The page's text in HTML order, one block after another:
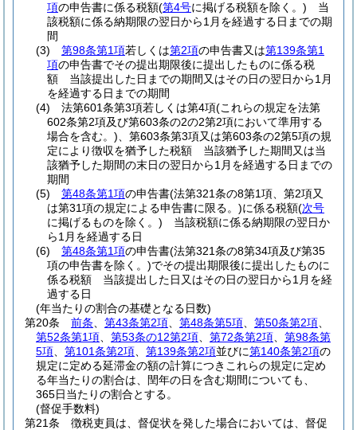
項の申告書に係る税額(第4号に掲げる税額を除く。) 当
該税額に係る納期限の翌日から1月を経過する日までの期
間
(3)
第98条第1項若しくは第2項の申告書又は第139条第1
項の申告書でその提出期限後に提出したものに係る税
額 当該提出した日までの期間又はその日の翌日から1月
を経過する日までの期間
(4)
法第601条第3項若しくは第4項(これらの規定を法第
602条第2項及び第603条の2の2第2項において準用する
場合を含む。) 、第603条第3項又は第603条の2第5項の規
定により徴収を猶予した税額 当該猶予した期間又は当
該猶予した期間の末日の翌日から1月を経過する日までの
期間
(5)
第48条第1項の申告書(法第321条の8第1項、第2項又
は第31項の規定による申告書に限る。)に係る税額(次号
に掲げるものを除く。) 当該税額に係る納期限の翌日か
ら1月を経過する日
(6)
第48条第1項の申告書(法第321条の8第34項及び第35
項の申告書を除く。)でその提出期限後に提出したものに
係る税額 当該提出した日又はその日の翌日から1月を経
過する日
(年当たりの割合の基礎となる日数)
第20条
前条 第43条第2項 第48条第5項 第50条第2項
第52条第1項
第53条の12第2項 第72条第2項
第98条第
5項
第101条第2項 第139条第2項並びに第140条第2項の
規定に定める延滞金の額の計算につきこれらの規定に定め
る年当たりの割合は、閏年の日を含む期間についても、
365日当たりの割合とする。
(督促手数料)
第21条
徴税吏員は、督促状を発した場合においては、督促